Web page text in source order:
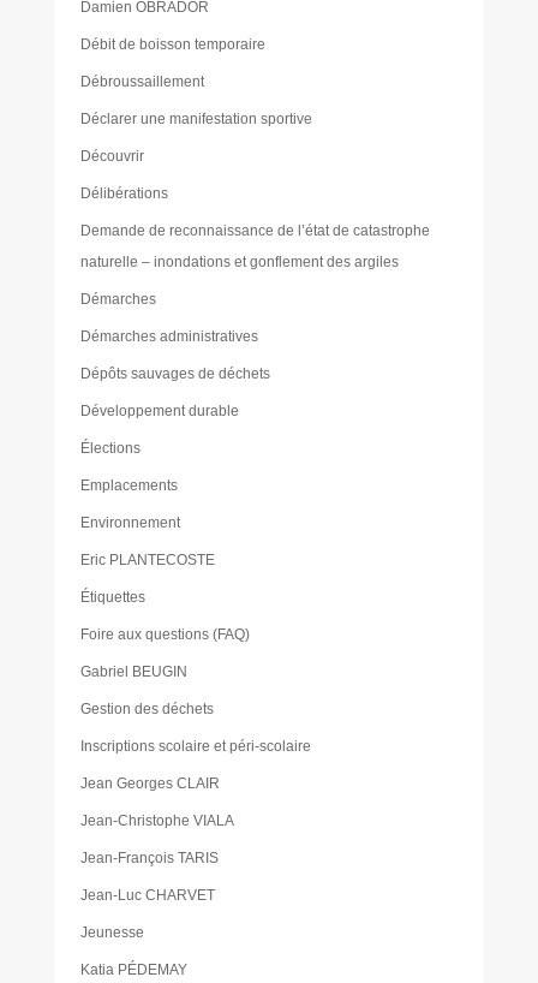
Damien OBRADOR
Débit de boisson temporaire
Débroussaillement
Déclarer une manifestation sportive
Découvrir
Délibérations
Demande de reconnaissance de l’état de catastrophe
naturelle – inondations et gonflement des argiles
Démarches
Démarches administratives
Dépôts sauvages de déchets
Développement durable
Élections
Emplacements
Environnement
Eric PLANTECOSTE
Étiquettes
Foire aux questions (FAQ)
Gabriel BEUGIN
Gestion des déchets
Inscriptions scolaire et péri-scolaire
Jean Georges CLAIR
Jean-Christophe VIALA
Jean-François TARIS
Jean-Luc CHARVET
Jeunesse
Katia PÉDEMAY